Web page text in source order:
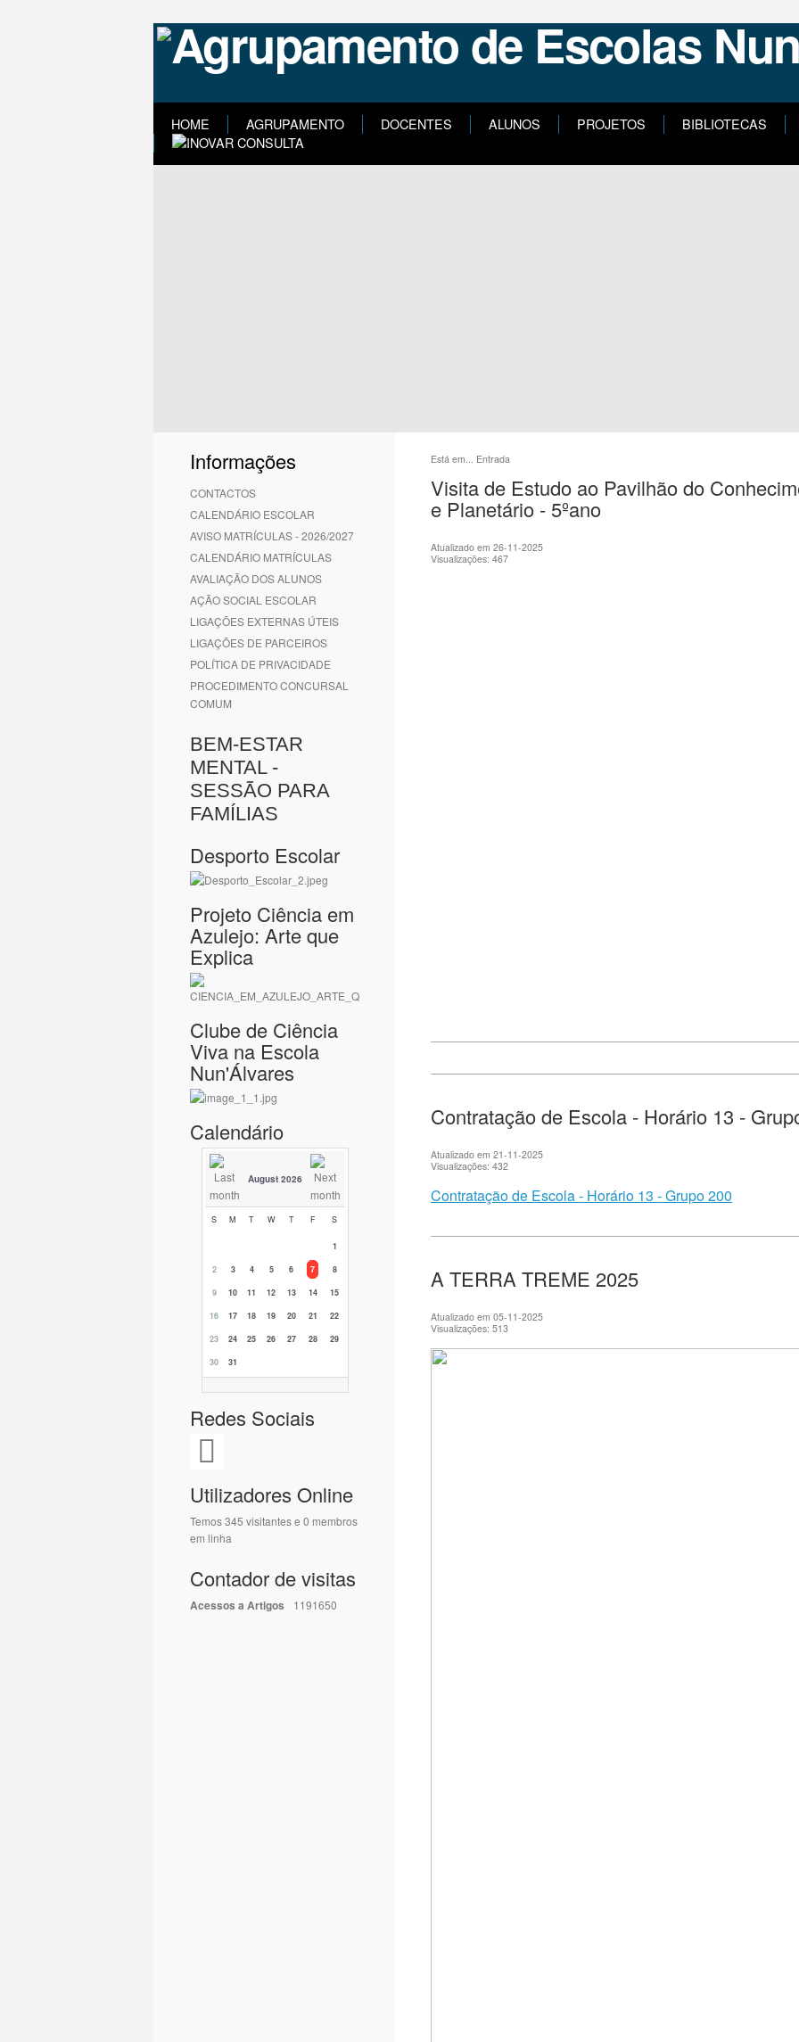
HOME AGRUPAMENTO DOCENTES ALUNOS PROJETOS BIBLIOTECAS
Informações
CONTACTOS
CALENDÁRIO ESCOLAR
AVISO MATRÍCULAS - 2026/2027
CALENDÁRIO MATRÍCULAS
AVALIAÇÃO DOS ALUNOS
AÇÃO SOCIAL ESCOLAR
LIGAÇÕES EXTERNAS ÚTEIS
LIGAÇÕES DE PARCEIROS
POLÍTICA DE PRIVACIDADE
PROCEDIMENTO CONCURSAL
COMUM
BEM-ESTAR
MENTAL -
SESSÃO PARA
FAMÍLIAS
Desporto Escolar
Projeto Ciência em
Azulejo: Arte que
Explica
Clube de Ciência
Viva na Escola
Nun'Álvares
Calendário
August 2026
S M T W T F S
1
2
3 4 5 6 7
8
9
10 11 12 13 14
15
16
17 18 19 20 21
22
23
24 25 26 27 28
29
30
31
Redes Sociais
Utilizadores Online
Temos 345 visitantes e 0 membros
em linha
Contador de visitas
Acessos a Artigos 1191650
Está em... Entrada
Visita de Estudo ao Pavilhão do
e Planetário - 5ºano
Atualizado em 26-11-2025
Visualizações: 467
Contratação de Escola - Horário 13 -
Atualizado em 21-11-2025
Visualizações: 432
Contratação de Escola - Horário 13 - Grupo 200
A TERRA TREME 2025
Atualizado em 05-11-2025
Visualizações: 513